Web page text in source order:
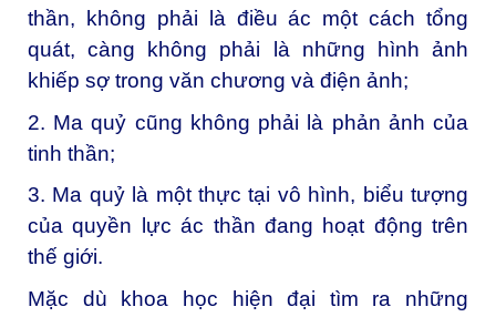
thần, không phải là điều ác một cách tổng
quát, càng không phải là những hình ảnh
khiếp sợ trong văn chương và điện ảnh;
2. Ma quỷ cũng không phải là phản ảnh của
tinh thần;
3. Ma quỷ là một thực tại vô hình, biểu tượng
của quyền lực ác thần đang hoạt động trên
thế giới.
Mặc dù khoa học hiện đại tìm ra những